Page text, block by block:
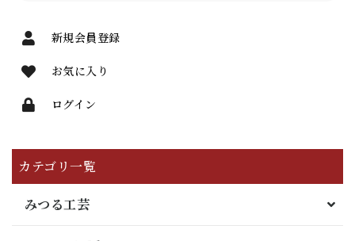
新規会員登録
お気に入り
ログイン
カテゴリ一覧
みつる工芸